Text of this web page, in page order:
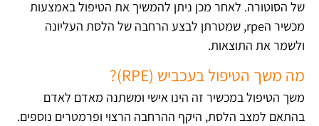
של הסוטורה. לאחר מכן ניתן להמשיך את הטיפול באמצעות
מכשיר הrpe, שמטרתן לבצע הרחבה של הלסת העליונה
ולשמר את התוצאות.
מה משך הטיפול בעכביש (RPE)?
משך הטיפול במכשיר זה הינו אישי ומשתנה מאדם לאדם
בהתאם למצב הלסת, היקף ההרחבה הרצוי ופרמטרים נוספים.